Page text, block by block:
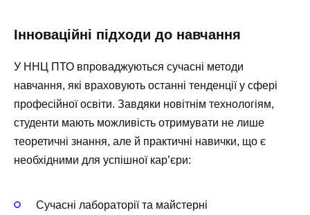
Інноваційні підходи до навчання
У ННЦ ПТО впроваджуються сучасні методи
навчання, які враховують останні тенденції у сфері
професійної освіти. Завдяки новітнім технологіям,
студенти мають можливість отримувати не лише
теоретичні знання, але й практичні навички, що є
необхідними для успішної кар’єри:
Сучасні лабораторії та майстерні